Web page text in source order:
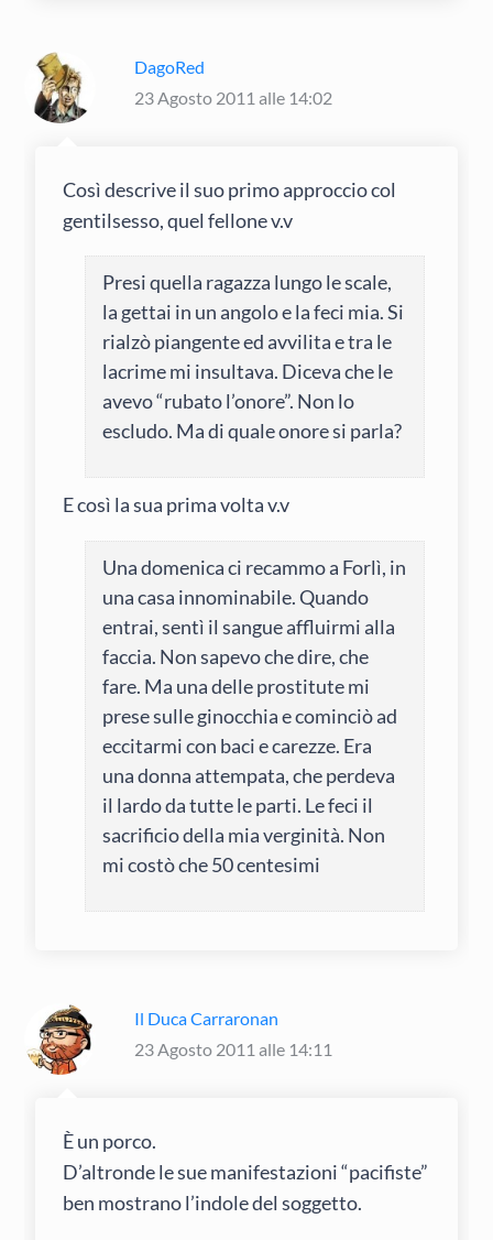
DagoRed
23 Agosto 2011 alle 14:02
Così descrive il suo primo approccio col
gentilsesso, quel fellone v.v
Presi quella ragazza lungo le scale,
la gettai in un angolo e la feci mia. Si
rialzò piangente ed avvilita e tra le
lacrime mi insultava. Diceva che le
avevo “rubato l’onore”. Non lo
escludo. Ma di quale onore si parla?
E così la sua prima volta v.v
Una domenica ci recammo a Forlì, in
una casa innominabile. Quando
entrai, sentì il sangue affluirmi alla
faccia. Non sapevo che dire, che
fare. Ma una delle prostitute mi
prese sulle ginocchia e cominciò ad
eccitarmi con baci e carezze. Era
una donna attempata, che perdeva
il lardo da tutte le parti. Le feci il
sacrificio della mia verginità. Non
mi costò che 50 centesimi
Il Duca Carraronan
23 Agosto 2011 alle 14:11
È un porco.
D’altronde le sue manifestazioni “pacifiste”
ben mostrano l’indole del soggetto.